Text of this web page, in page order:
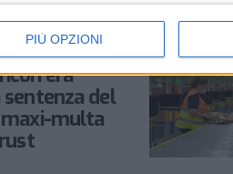
PIÙ OPZIONI
del
multa